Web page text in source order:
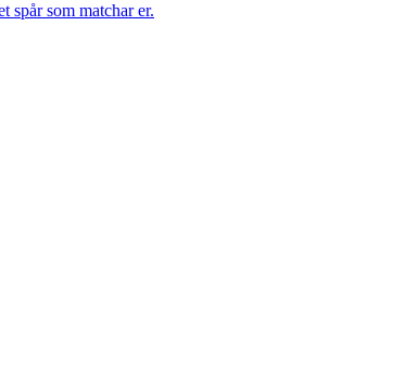
spår som matchar er.